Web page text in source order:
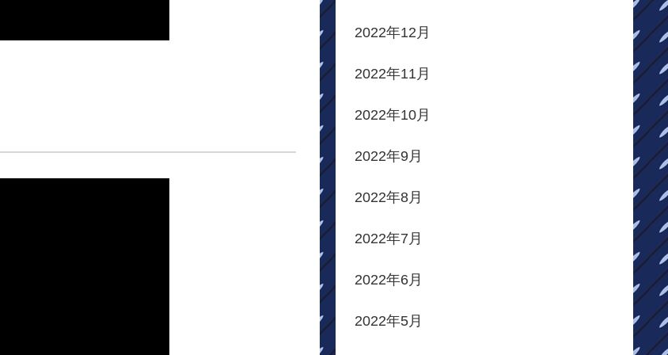
2022年12月
2022年11月
2022年10月
2022年9月
2022年8月
2022年7月
2022年6月
2022年5月